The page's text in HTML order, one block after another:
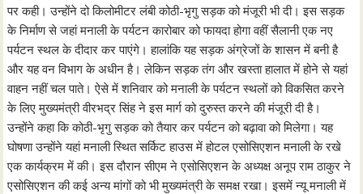
पर कही। उन्होंने दो किलोमीटर लंबी कोठी-भृगु सड़क को मंजूरी भी दी। इस सड़क
के निर्माण से जहां मनाली के पर्यटन कारोबार को फायदा होगा वहीं सैलानी एक नए
पर्यटन स्थल के दीदार कर पाएंगे। हालांकि यह सड़क अंग्रेजों के शासन में बनी है
और यह वन विभाग के अधीन है। लेकिन सड़क तंग और खस्ता हालात में होने से यहां
वाहन नहीं चल पाते। ऐसे में शनिवार को मनाली के पर्यटन स्थलों को विकसित करने
के लिए मुख्यमंत्री वीरभद्र सिंह ने इस मार्ग को दुरुस्त करने की मंजूरी दी है।
उन्होंने कहा कि कोठी-भृगु सड़क को तैयार कर पर्यटन को बढ़ावा को मिलेगा। यह
घोषणा उन्होंने यहां मनाली स्थित सर्किट हाउस में होटल एसोसिएशन मनाली के रखे
एक कार्यक्रम में की। इस दौरान सीएम ने एसोसिएशन के अध्यक्ष अनूप राम ठाकुर ने
एसोसिएशन की कई अन्य मांगों को भी मुख्यमंत्री के समक्ष रखा। इसमें न्यू मनाली में